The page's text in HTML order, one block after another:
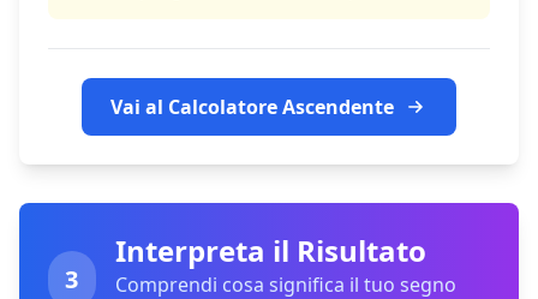
Vai al Calcolatore Ascendente
3
Interpreta il Risultato
Comprendi cosa significa il tuo segno